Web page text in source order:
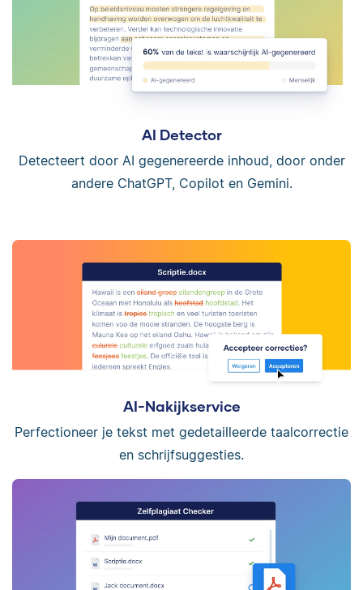
AI Detector
Detecteert door AI gegenereerde inhoud, door onder
andere ChatGPT, Copilot en Gemini.
AI-Nakijkservice
Perfectioneer je tekst met gedetailleerde taalcorrectie
en schrijfsuggesties.